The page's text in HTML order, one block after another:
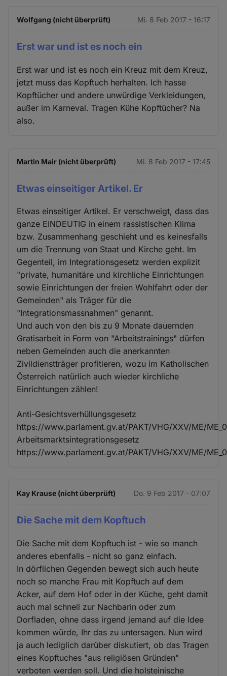
Wolfgang (nicht überprüft) Mi. 8 Feb 2017 - 16:17
Erst war und ist es noch ein
Erst war und ist es noch ein Kreuz mit dem Kreuz,
jetzt muss das Kopftuch herhalten. Ich hasse
Kopftücher und andere unwürdige Verkleidungen,
außer im Karneval. Tragen Kühe Kopftücher? Na
also.
Martin Mair (nicht überprüft) Mi. 8 Feb 2017 - 17:45
Etwas einseitiger Artikel. Er
Etwas einseitiger Artikel. Er verschweigt, dass das
ganze EINDEUTIG in einem rassistischen Klima
bzw. Zusammenhang geschieht und es keinesfalls
um die Trennung von Staat und Kirche geht. Im
Gegenteil, im Integrationsgesetz werden explizit
"private, humanitäre und kirchliche Einrichtungen
sowie Einrichtungen der freien Wohlfahrt oder der
Gemeinden" als Träger für die
"Integrationsmassnahmen" genannt.
Und auch von den bis zu 9 Monate dauernden
Gratisarbeit in Form von "Arbeitstrainings" dürfen
neben Gemeinden auch die anerkannten
Zivildienstträger profitieren, wozu im Katholischen
Österreich natürlich auch wieder kirchliche
Einrichtungen zählen!
Anti-Gesichtsverhüllungsgesetz
https://www.parlament.gv.at/PAKT/VHG/XXV/ME/
Arbeitsmarktsintegrationsgesetz
https://www.parlament.gv.at/PAKT/VHG/XXV/ME/
Kay Krause (nicht überprüft) Do. 9 Feb 2017 - 07:07
Die Sache mit dem Kopftuch
Die Sache mit dem Kopftuch ist - wie so manch
anderes ebenfalls - nicht so ganz einfach.
In dörflichen Gegenden bewegt sich auch heute
noch so manche Frau mit Kopftuch auf dem
Acker, auf dem Hof oder in der Küche, geht damit
auch mal schnell zur Nachbarin oder zum
Dorfladen, ohne dass irgend jemand auf die Idee
kommen würde, Ihr das zu untersagen. Nun wird
ja auch lediglich darüber diskutiert, ob das Tragen
eines Kopftuches "aus religiösen Gründen"
verboten werden soll. Und die holsteinische